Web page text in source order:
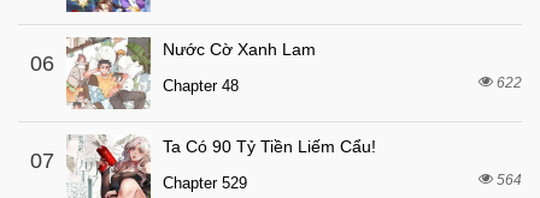
Chapter 17 5 tháng trước
Chapter 16
Chapter 15
Chapter 14 5 tháng trước
Chapter 13
06
Nước Cờ Xanh Lam
Chapter 48 622
07
Ta Có 90 Tỷ Tiền Liếm Cẩu!
Chapter 529 564